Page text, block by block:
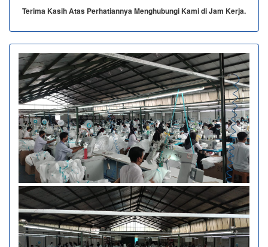
Terima Kasih Atas Perhatiannya Menghubungi Kami di Jam Kerja.